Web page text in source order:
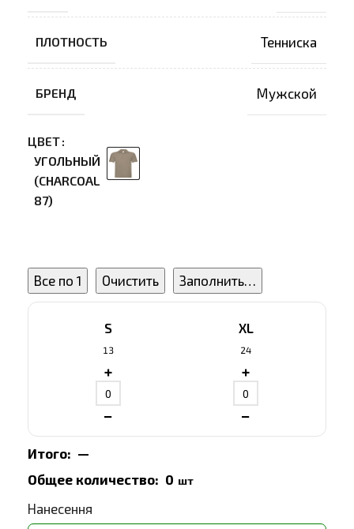
ПЛОТНОСТЬ Тенниска
БРЕНД Мужской
ЦВЕТ
УГОЛЬНЫЙ
(CHARCOAL
87)
Все по 1 Очистить Заполнить…
S XL
13 24
−
+
−
+
Итого: —
Общее количество: 0 шт
Нанесення